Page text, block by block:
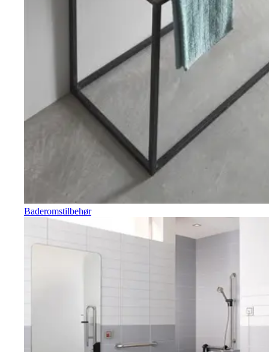
Baderomstilbehør